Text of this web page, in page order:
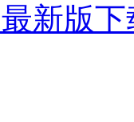
新版